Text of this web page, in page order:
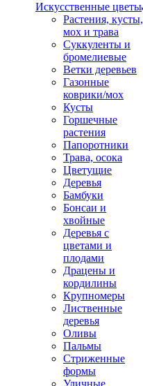
Искусственные цветы
Растения, кусты,
мох и трава
Суккуленты и
бромелиевые
Ветки деревьев
Газонные
коврики/мох
Кусты
Горшечные
растения
Папоротники
Трава, осока
Цветущие
Деревья
Бамбуки
Бонсаи и
хвойные
Деревья с
цветами и
плодами
Драцены и
кордилины
Крупномеры
Лиственные
деревья
Оливы
Пальмы
Стриженные
формы
Уличные